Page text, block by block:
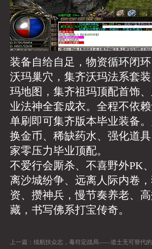
装备自给自足，物资循环闭
沃玛巢穴，集齐沃玛法系套
玛地图，集齐祖玛顶配首饰
业法神全套成衣。全程不依
单刷即可集齐版本毕业装备
换金币、稀缺药水、强化道
家零压力毕业顶配。
不爱行会厮杀、不喜野外PK
离沙城纷争、远离人际内卷
资、攒神兵，慢节奏养老、
藏，书写佛系打宝传奇。
上一篇： 续航扶众志，毒符定战局——道士无可替代的团队灵魂